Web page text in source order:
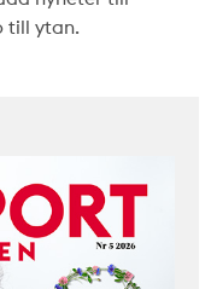
till ytan.